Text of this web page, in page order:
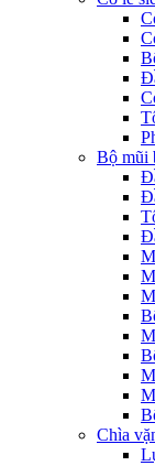
Bộ mũi
Chìa